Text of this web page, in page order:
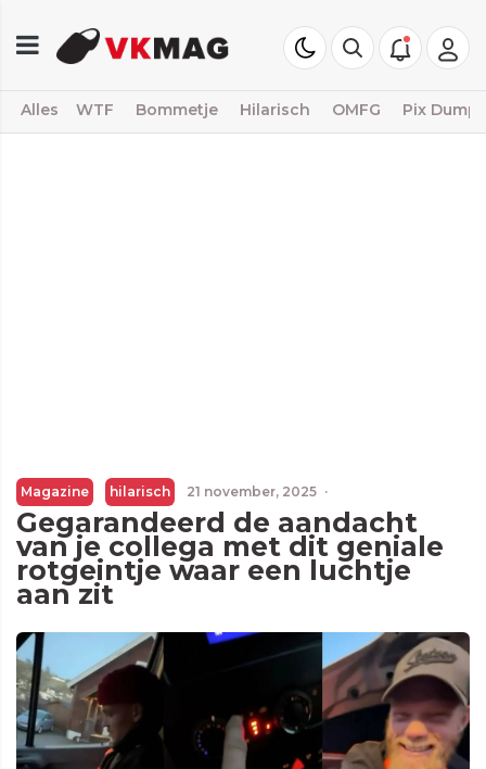
Alles WTF Bommetje Hilarisch OMFG Pix Dump
Magazine hilarisch 21 november, 2025 ·
Gegarandeerd de aandacht
van je collega met dit geniale
rotgeintje waar een luchtje
aan zit